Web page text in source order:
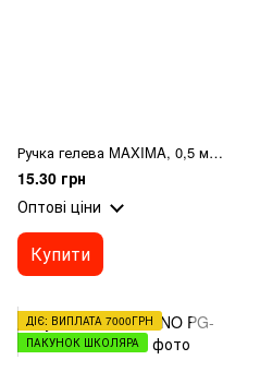
Ручка гелева MAXIMA, 0,5 мм, чорні чорнила
15.30 грн
Оптові ціни
Купити
ДІЄ: ВИПЛАТА 7000ГРН
ПАКУНОК ШКОЛЯРА